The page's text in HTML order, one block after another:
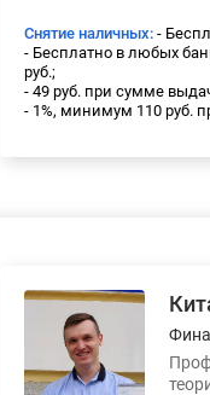
Снятие наличных: -
- Бесплатно в любых
руб.;
- 49 руб. при сумме
- 1%, минимум 110 руб.